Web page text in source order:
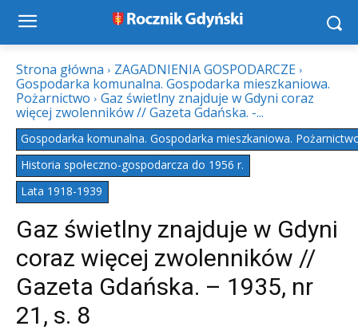
Strona główna
ZAGADNIENIA GOSPODARCZE
Gospodarka komunalna. Gospodarka mieszkaniowa.
Pożarnictwo
Gaz świetlny znajduje w Gdyni coraz
więcej zwolenników // Gazeta Gdańska. -...
Gospodarka komunalna. Gospodarka mieszkaniowa.
Historia społeczno-gospodarcza do 1956 r.
Lata 1918-1939
Gaz świetlny znajduje w Gdyni
coraz więcej zwolenników //
Gazeta Gdańska. – 1935, nr
21, s. 8